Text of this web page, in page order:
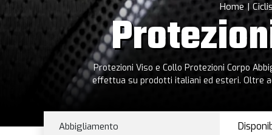
Home
Protezioni Viso e Collo Protezioni Corpo Abbigliamento BRN Bernardi Bici e
effettua su prodotti italiani ed esteri. Oltre
Abbigliamento